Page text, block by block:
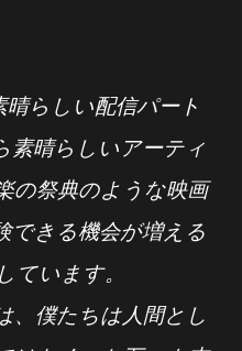
晴らしい配信パート
素晴らしいアーティ
の祭典のような映画
できる機会が増える
ています。
、僕たちは人間とし